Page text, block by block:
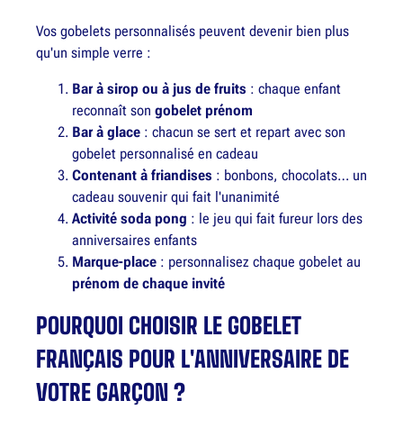
Vos gobelets personnalisés peuvent devenir bien plus
qu'un simple verre :
Bar à sirop ou à jus de fruits : chaque enfant
reconnaît son gobelet prénom
Bar à glace : chacun se sert et repart avec son
gobelet personnalisé en cadeau
Contenant à friandises : bonbons, chocolats… un
cadeau souvenir qui fait l'unanimité
Activité soda pong : le jeu qui fait fureur lors des
anniversaires enfants
Marque-place : personnalisez chaque gobelet au
prénom de chaque invité
POURQUOI CHOISIR LE GOBELET
FRANÇAIS POUR L'ANNIVERSAIRE DE
VOTRE GARÇON ?